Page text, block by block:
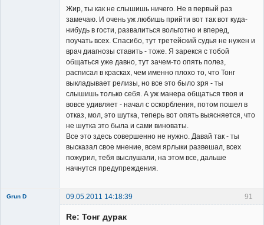
Жир, ты как не слышишь ничего. Не в первый раз
замечаю. И очень уж любишь прийти вот так вот куда-
нибудь в гости, развалиться вольготно и вперед,
поучать всех. Спасибо, тут третейский судья не нужен и
врач диагнозы ставить - тоже. Я зарекся с тобой
общаться уже давно, тут зачем-то опять полез,
расписал в красках, чем именно плохо то, что Тонг
выкладывает релизы, но все это было зря - ты
слышишь только себя. А уж манера общаться твоя и
вовсе удивляет - начал с оскорбления, потом пошел в
отказ, мол, это шутка, теперь вот опять выясняется, что
не шутка это была и сами виноваты.
Все это здесь совершенно не нужно. Давай так - ты
высказал свое мнение, всем ярлыки развешал, всех
пожурил, тебя выслушали, на этом все, дальше
начнутся предупреждения.
91
Grun D 09.05.2011 14:18:39
Re: Тонг дурак